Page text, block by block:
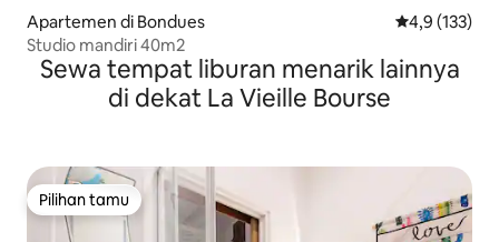
Apartemen di Bondues Nilai rata-
4,9 (133)
Studio mandiri 40m2
Sewa tempat liburan menarik lainnya
di dekat La Vieille Bourse
Pilihan tamu
Pilihan tamu